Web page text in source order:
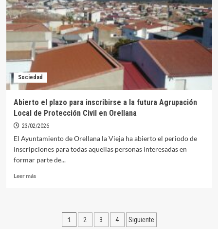
marcha
el
Servicio
de
Orientación
y
Prospección
en
Orellana
Vieja
Sociedad
Abierto el plazo para inscribirse a la futura Agrupación
Local de Protección Civil en Orellana
23/02/2026
El Ayuntamiento de Orellana la Vieja ha abierto el periodo de
inscripciones para todas aquellas personas interesadas en
formar parte de...
Leer másLeer
Paginación
1 2 3 4 Siguiente